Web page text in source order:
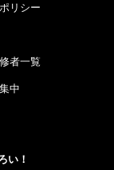
リシー
者一覧
中
い！